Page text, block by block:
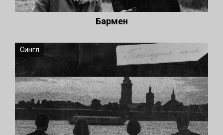
Бармен
Сингл